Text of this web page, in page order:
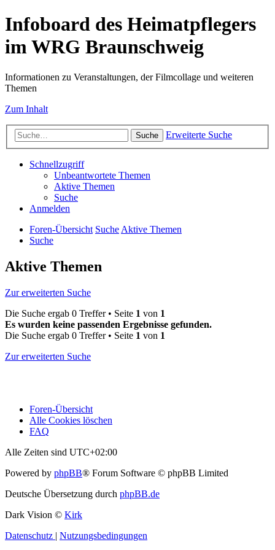
Infoboard des Heimatpflegers
im WRG Braunschweig
Informationen zu Veranstaltungen, der Filmcollage und weiteren
Themen
Zum Inhalt
Suche Erweiterte Suche
Schnellzugriff
Unbeantwortete Themen
Aktive Themen
Suche
Anmelden
Foren-Übersicht SucheAktive Themen
Suche
Aktive Themen
Zur erweiterten Suche
Die Suche ergab 0 Treffer • Seite 1 von 1
Es wurden keine passenden Ergebnisse gefunden.
Die Suche ergab 0 Treffer • Seite 1 von 1
Zur erweiterten Suche
Foren-Übersicht
Alle Cookies löschen
FAQ
Alle Zeiten sind UTC+02:00
Powered by phpBB® Forum Software © phpBB Limited
Deutsche Übersetzung durch phpBB.de
Dark Vision © Kirk
Datenschutz | Nutzungsbedingungen